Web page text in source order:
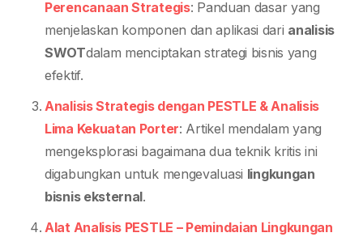
Perencanaan Strategis: Panduan dasar yang
menjelaskan komponen dan aplikasi dari analisis
SWOTdalam menciptakan strategi bisnis yang
efektif.
Analisis Strategis dengan PESTLE & Analisis
Lima Kekuatan Porter: Artikel mendalam yang
mengeksplorasi bagaimana dua teknik kritis ini
digabungkan untuk mengevaluasi lingkungan
bisnis eksternal.
Alat Analisis PESTLE – Pemindaian Lingkungan